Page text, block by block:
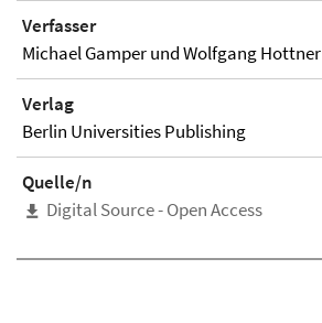
Verfasser
Michael Gamper und Wolfgang Hottner
Verlag
Berlin Universities Publishing
Quelle/n
Digital Source - Open Access